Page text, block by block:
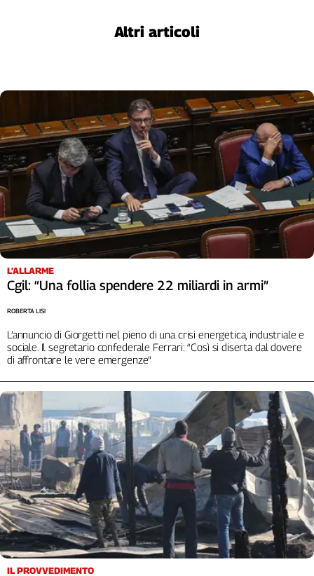
Toscana
Trentino
Umbria
D'Aosta
Veneto
Archivio
Storico
1955-
2014
Cerca
La
redazione
Newsletter
Social
Altri articoli
L’ALLARME
Cgil: “Una follia spendere 22 miliardi in armi”
L’annuncio di Giorgetti nel pieno di una crisi energetica, industriale e
sociale. Il segretario confederale Ferrari: “Così si diserta dal dovere
di affrontare le vere emergenze”
ROBERTA LISI
IL PROVVEDIMENTO